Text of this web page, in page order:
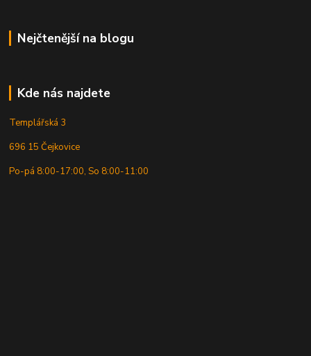
Nejčtenější na blogu
Kde nás najdete
Templářská 3
696 15 Čejkovice
Po-pá 8:00-17:00, So 8:00-11:00